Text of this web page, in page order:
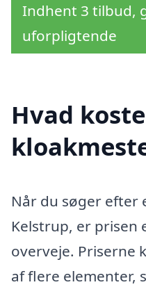
Indhent 3 tilbud,
uforpligtende
Hvad
Når du søger efter
Kelstrup, er prisen
overveje. Priserne
af flere elementer,